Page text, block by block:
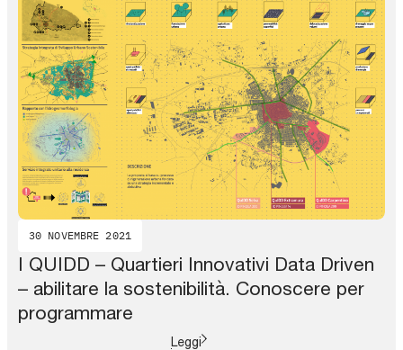
30 NOVEMBRE 2021
I QUIDD – Quartieri Innovativi Data Driven
– abilitare la sostenibilità. Conoscere per
programmare
Leggi